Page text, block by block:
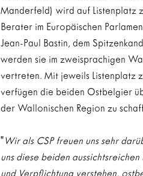
Manderfeld) wird auf Listenplatz
Berater im Europäischen
Jean-Paul Bastin, dem
werden sie im zweisprachigen
vertreten. Mit jeweils Listenplatz
verfügen die beiden Ostbelgier
der Wallonischen Region zu
" Wir als CSP freuen uns sehr
uns diese beiden
und Verpflichtung verstehen,